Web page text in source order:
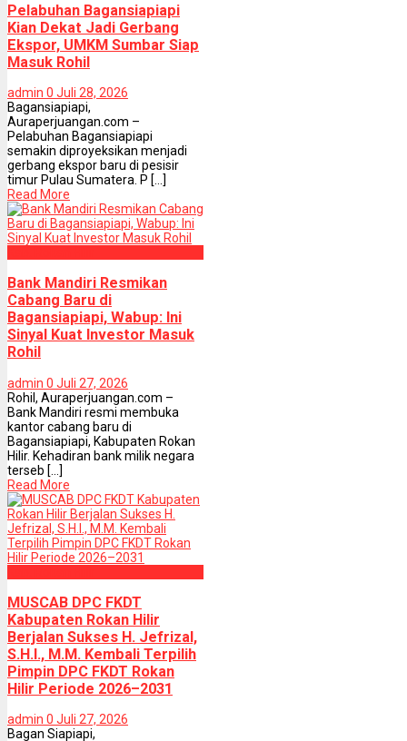
Pelabuhan Bagansiapiapi
Kian Dekat Jadi Gerbang
Ekspor, UMKM Sumbar Siap
Masuk Rohil
admin 0 Juli 28, 2026
Bagansiapiapi,
Auraperjuangan.com –
Pelabuhan Bagansiapiapi
semakin diproyeksikan menjadi
gerbang ekspor baru di pesisir
timur Pulau Sumatera. P [...]
Read More
Bank Mandiri Resmikan
Cabang Baru di
Bagansiapiapi, Wabup: Ini
Sinyal Kuat Investor Masuk
Rohil
admin 0 Juli 27, 2026
Rohil, Auraperjuangan.com –
Bank Mandiri resmi membuka
kantor cabang baru di
Bagansiapiapi, Kabupaten Rokan
Hilir. Kehadiran bank milik negara
terseb [...]
Read More
MUSCAB DPC FKDT
Kabupaten Rokan Hilir
Berjalan Sukses H. Jefrizal,
S.H.I., M.M. Kembali Terpilih
Pimpin DPC FKDT Rokan
Hilir Periode 2026–2031
admin 0 Juli 27, 2026
Bagan Siapiapi,